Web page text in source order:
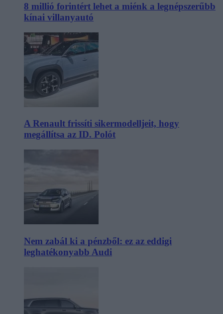
8 millió forintért lehet a miénk a legnépszerűbb
kínai villanyautó
A Renault frissíti sikermodelljeit, hogy
megállítsa az ID. Polót
Nem zabál ki a pénzből: ez az eddigi
leghatékonyabb Audi